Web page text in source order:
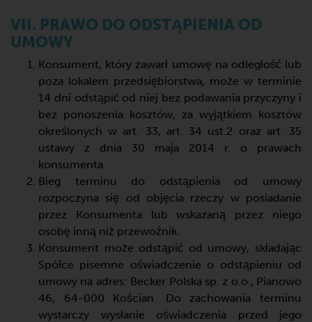
VII. PRAWO DO ODSTĄPIENIA OD
UMOWY
Konsument, który zawarł umowę na odległość lub
poza lokalem przedsiębiorstwa, może w terminie
14 dni odstąpić od niej bez podawania przyczyny i
bez ponoszenia kosztów, za wyjątkiem kosztów
określonych w art. 33, art. 34 ust.2 oraz art. 35
ustawy z dnia 30 maja 2014 r. o prawach
konsumenta.
Bieg terminu do odstąpienia od umowy
rozpoczyna się od objęcia rzeczy w posiadanie
przez Konsumenta lub wskazaną przez niego
osobę inną niż przewoźnik.
Konsument może odstąpić od umowy, składając
Spółce pisemne oświadczenie o odstąpieniu od
umowy na adres: Becker Polska sp. z o.o., Pianowo
46, 64-000 Kościan. Do zachowania terminu
wystarczy wysłanie oświadczenia przed jego